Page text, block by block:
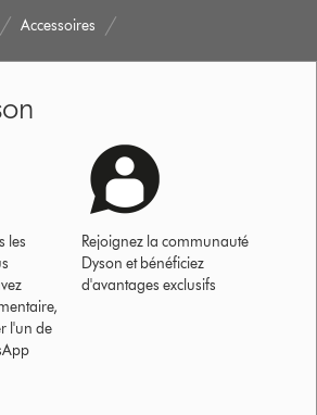
Accessoires
les
l'un de
Rejoignez la communauté
Dyson et bénéficiez
d'avantages exclusifs